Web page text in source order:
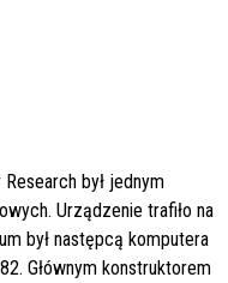
był jednym
Urządzenie trafiło na
był następcą komputera
Głównym konstruktorem